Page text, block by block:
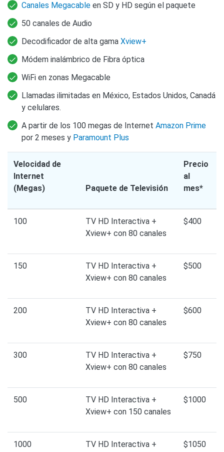
Canales Megacable en SD y HD según el paquete
50 canales de Audio
Decodificador de alta gama Xview+
Módem inalámbrico de Fibra óptica
WiFi en zonas Megacable
Llamadas ilimitadas en México, Estados Unidos, Canadá
y celulares.
A partir de los 100 megas de Internet Amazon Prime
por 2 meses y Paramount Plus
Velocidad de
Internet
(Megas)
Paquete de Televisión
Precio
al
mes*
100
TV HD Interactiva +
Xview+ con 80 canales
$400
150
TV HD Interactiva +
Xview+ con 80 canales
$500
200
TV HD Interactiva +
Xview+ con 80 canales
$600
300
TV HD Interactiva +
Xview+ con 80 canales
$750
500
TV HD Interactiva +
Xview+ con 150 canales
$1000
1000
TV HD Interactiva +
$1050